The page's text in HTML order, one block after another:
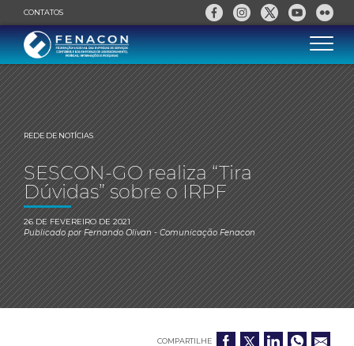
CONTATOS
REDE DE NOTÍCIAS
SESCON-GO realiza “Tira
Dúvidas” sobre o IRPF
26 DE FEVEREIRO DE 2021
Publicado porFernando Olivan- Comunicação Fenacon
COMPARTILHE